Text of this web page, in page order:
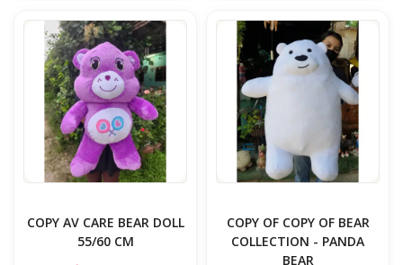
COPY AV CARE BEAR DOLL
55/60 CM
COPY OF COPY OF BEAR
COLLECTION - PANDA
BEAR